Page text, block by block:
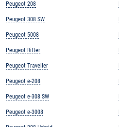
Peugeot 208
Peugeot 308 SW
Peugeot 5008
Peugeot Rifter
Peugeot Traveller
Peugeot e-208
Peugeot e-308 SW
Peugeot e-3008